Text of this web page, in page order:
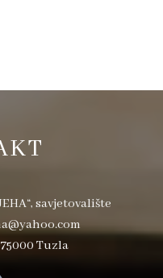
savjetovalište
Tuzla